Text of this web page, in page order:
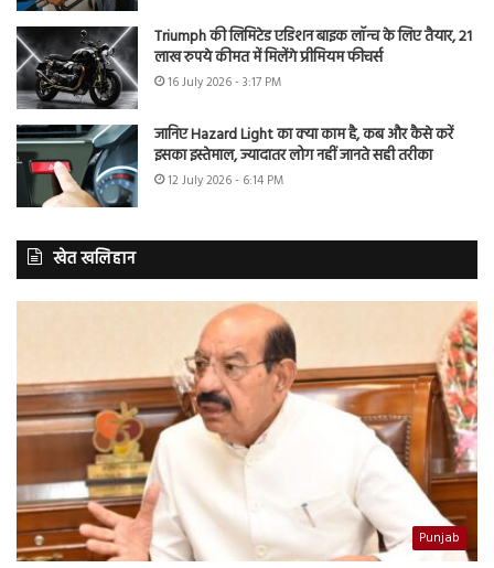
Triumph की लिमिटेड एडिशन बाइक लॉन्च के लिए तैयार, 21
लाख रुपये कीमत में मिलेंगे प्रीमियम फीचर्स
16 July 2026 - 3:17 PM
जानिए Hazard Light का क्या काम है, कब और कैसे करें
इसका इस्तेमाल, ज्यादातर लोग नहीं जानते सही तरीका
12 July 2026 - 6:14 PM
खेत खलिहान
Punjab